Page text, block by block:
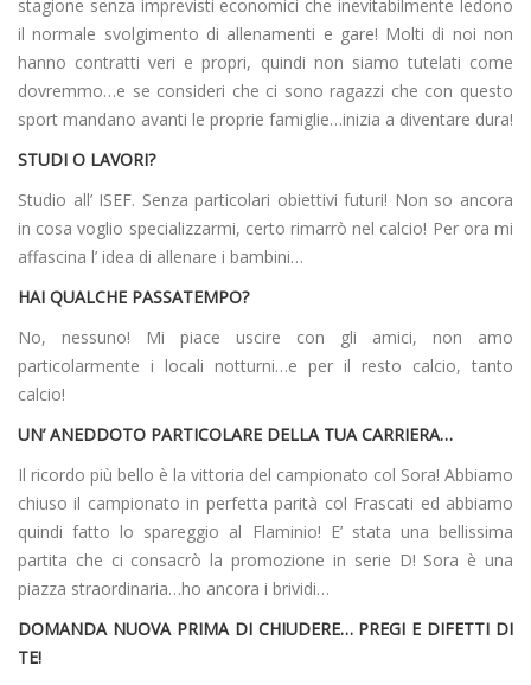
stagione senza imprevisti economici che inevitabilmente ledono
il normale svolgimento di allenamenti e gare! Molti di noi non
hanno contratti veri e propri, quindi non siamo tutelati come
dovremmo…e se consideri che ci sono ragazzi che con questo
sport mandano avanti le proprie famiglie…inizia a diventare dura!
STUDI O LAVORI?
Studio all’ ISEF. Senza particolari obiettivi futuri! Non so ancora
in cosa voglio specializzarmi, certo rimarrò nel calcio! Per ora mi
affascina l’ idea di allenare i bambini…
HAI QUALCHE PASSATEMPO?
No, nessuno! Mi piace uscire con gli amici, non amo
particolarmente i locali notturni…e per il resto calcio, tanto
calcio!
UN’ ANEDDOTO PARTICOLARE DELLA TUA CARRIERA…
Il ricordo più bello è la vittoria del campionato col Sora! Abbiamo
chiuso il campionato in perfetta parità col Frascati ed abbiamo
quindi fatto lo spareggio al Flaminio! E’ stata una bellissima
partita che ci consacrò la promozione in serie D! Sora è una
piazza straordinaria…ho ancora i brividi…
DOMANDA NUOVA PRIMA DI CHIUDERE… PREGI E DIFETTI DI
TE!